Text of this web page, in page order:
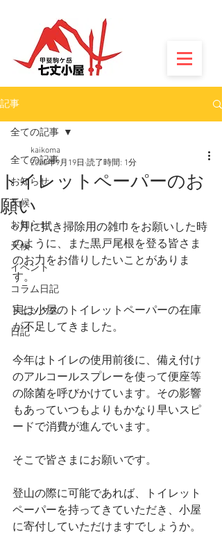
記事
全ての記事
お知らせ
天候
お知らせ
天候
イベント
コラム日記
トピックス
日記
全ての記事
トイレットペーパーのお
願い
kaikoma
2020年9月19日 読了時間: 1分
6月に拭き掃除用の雑巾をお願いした時
のように、また黒戸尾根を登る皆さま
のお力をお借りしたいことがありま
す。
実は小屋のトイレットペーパーの在庫
が不足してきました。
今年はトイレの使用前後に、備え付け
のアルコールスプレーを使って便座等
の除菌を呼びかけています。その影響
もあっていつもよりもかなり早いスピ
ードで消費が進んでいます。
そこで皆さまにお願いです。
登山の際に可能であれば、トイレット
ペーパーを持ってきていただき、小屋
に寄付していただけますでしょうか。